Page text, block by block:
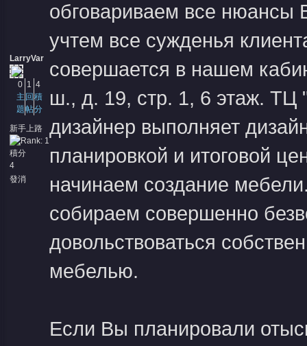
LarryVar
0
主
題
1
回
帖
4
積
分
新手上路
積分
4
發消
обговариваем все
учтем все сужденья
совершается в нашем
ш., д. 19, стр. 1, 6 этаж.
дизайнер выполняет
планировкой и итоговой
начинаем создание
собираем совершенно
довольствоваться
мебелью.
Если Вы планировали